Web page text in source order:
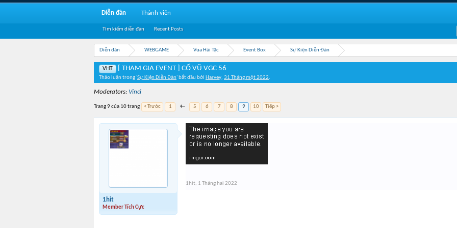
Diễn đàn WEBGAME Vua Hải Tặc Event Box Sự Kiện Diễn Đàn
VHT [ THAM GIA EVENT ] CỔ VŨ VGC 56
Thảo luận trong 'Sự Kiện Diễn Đàn' bắt đầu bởi Harvey, 31 Tháng một 2022.
Moderators: Vinci
Trang 9 của 10 trang < Trước 1 ← 5 6 7 8 9 10 Tiếp >
1hit
Member Tích Cực
1hit, 1 Tháng hai 2022
Diễn đàn
Tìm kiếm diễn đàn Recent Posts
Thành viên